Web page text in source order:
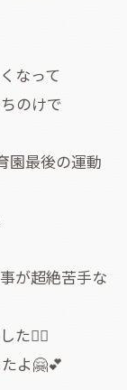
なって
のけで
園最後の運動
が超絶苦手な
😵‍💫
よ🤗💕